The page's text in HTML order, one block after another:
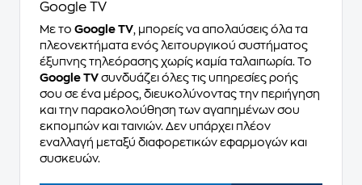
Google TV
Με το Google TV , μπορείς να απολαύσεις όλα τα
πλεονεκτήματα ενός λειτουργικού συστήματος
έξυπνης τηλεόρασης χωρίς καμία ταλαιπωρία. Το
Google TV συνδυάζει όλες τις υπηρεσίες ροής
σου σε ένα μέρος, διευκολύνοντας την περιήγηση
και την παρακολούθηση των αγαπημένων σου
εκπομπών και ταινιών. Δεν υπάρχει πλέον
εναλλαγή μεταξύ διαφορετικών εφαρμογών και
συσκευών.